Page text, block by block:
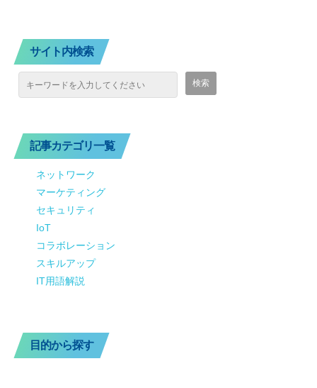
サイト内検索
記事カテゴリ一覧
ネットワーク
マーケティング
セキュリティ
IoT
コラボレーション
スキルアップ
IT用語解説
目的から探す